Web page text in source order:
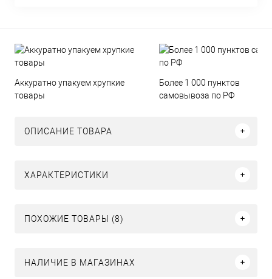
Аккуратно упакуем хрупкие
товары
Более 1 000 пунктов
самовывоза по РФ
ОПИСАНИЕ ТОВАРА
ХАРАКТЕРИСТИКИ
ПОХОЖИЕ ТОВАРЫ (8)
НАЛИЧИЕ В МАГАЗИНАХ